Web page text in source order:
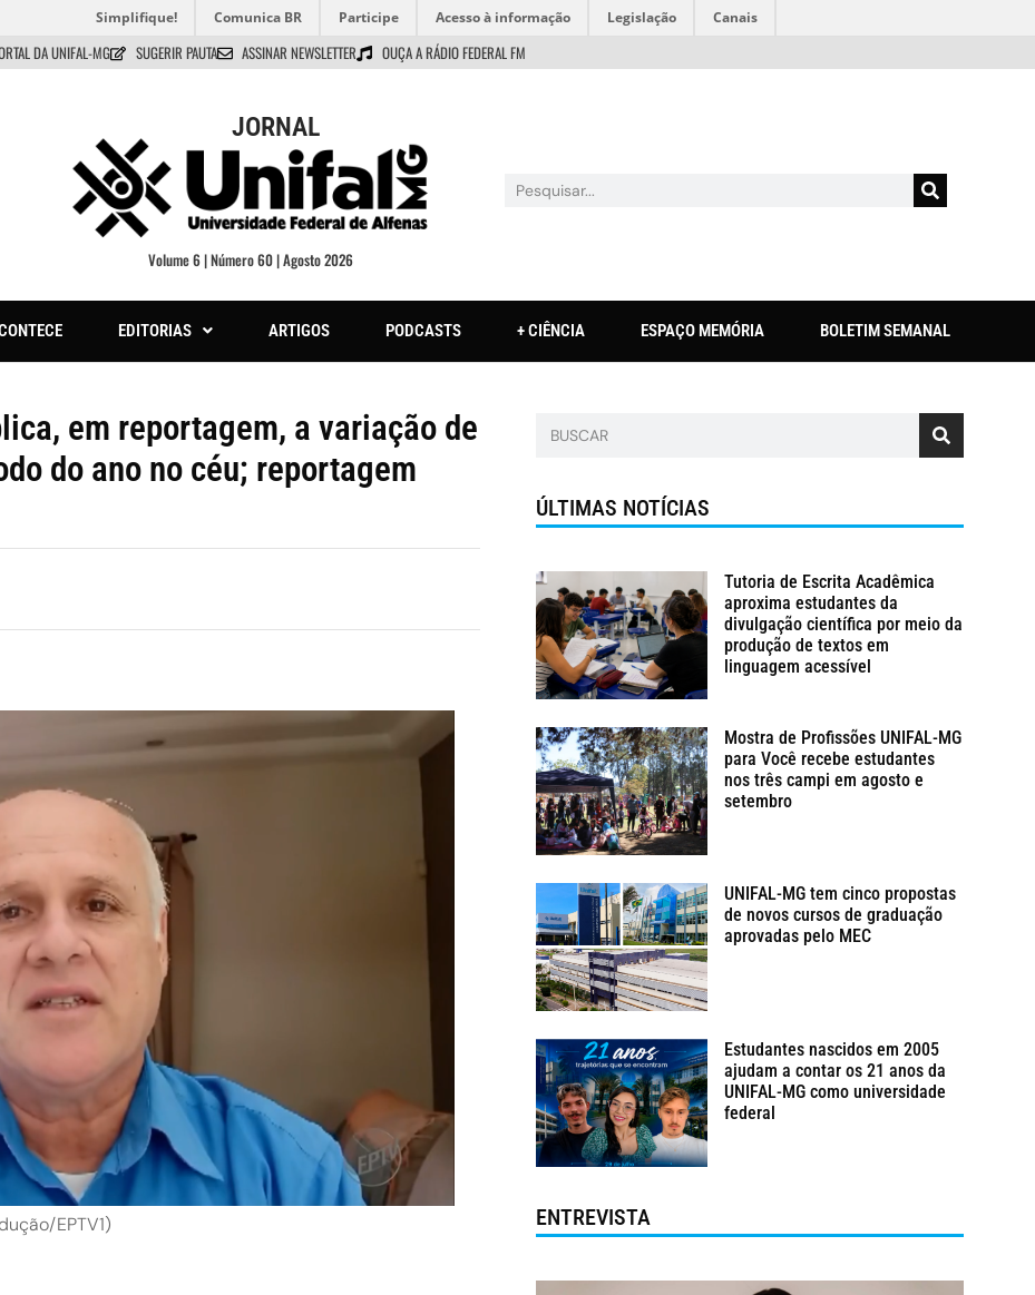
Simplifique! Comunica BR Participe Acesso à informação Legislação Canais
DA UNIFAL-MG SUGERIR PAUTA ASSINAR NEWSLETTER OUÇA A RÁDIO FEDERAL FM
JORNAL
Volume 6 | Número 60 | Agosto 2026
EDITORIAS ARTIGOS PODCASTS + CIÊNCIA ESPAÇO MEMÓRIA BOLETIM SEMANAL
em reportagem, a variação de
do ano no céu; reportagem
EPTV1)
ÚLTIMAS NOTÍCIAS
Tutoria de Escrita Acadêmica
aproxima estudantes da
divulgação científica por meio da
produção de textos em
linguagem acessível
Mostra de Profissões UNIFAL-MG
para Você recebe estudantes
nos três campi em agosto e
setembro
UNIFAL-MG tem cinco propostas
de novos cursos de graduação
aprovadas pelo MEC
Estudantes nascidos em 2005
ajudam a contar os 21 anos da
UNIFAL-MG como universidade
federal
ENTREVISTA